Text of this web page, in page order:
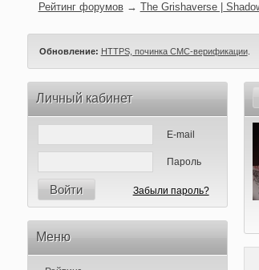
Рейтинг форумов → The Grishaverse |
Обновление: HTTPS, починка СМС-верификации.
Личный кабинет
E-mail
Пароль
Войти Забыли пароль?
Меню